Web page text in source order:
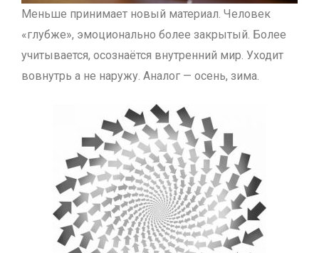
Меньше принимает новый материал. Человек
«глубже», эмоционально более закрытый. Более
учитывается, осознаётся внутренний мир. Уходит
вовнутрь а не наружу. Аналог — осень, зима.